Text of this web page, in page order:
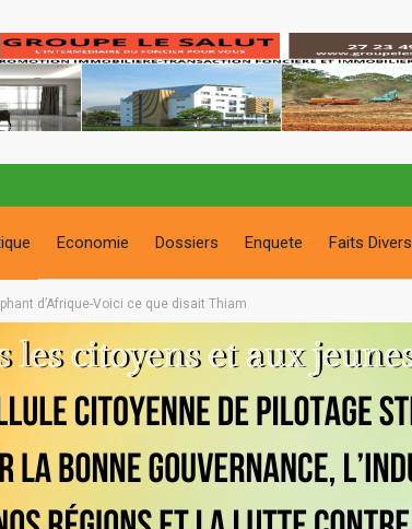
Economie Dossiers Enquete Faits Divers
d’Afrique-Voici ce que disait Thiam